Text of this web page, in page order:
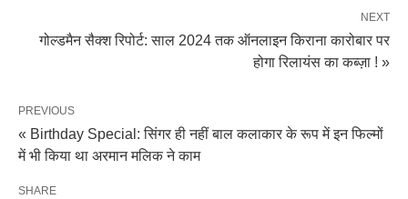
NEXT
गोल्डमैन सैक्श रिपोर्ट: साल 2024 तक ऑनलाइन किराना कारोबार पर
होगा रिलायंस का कब्ज़ा ! »
PREVIOUS
« Birthday Special: सिंगर ही नहीं बाल कलाकार के रूप में इन फिल्मों
में भी किया था अरमान मलिक ने काम
SHARE